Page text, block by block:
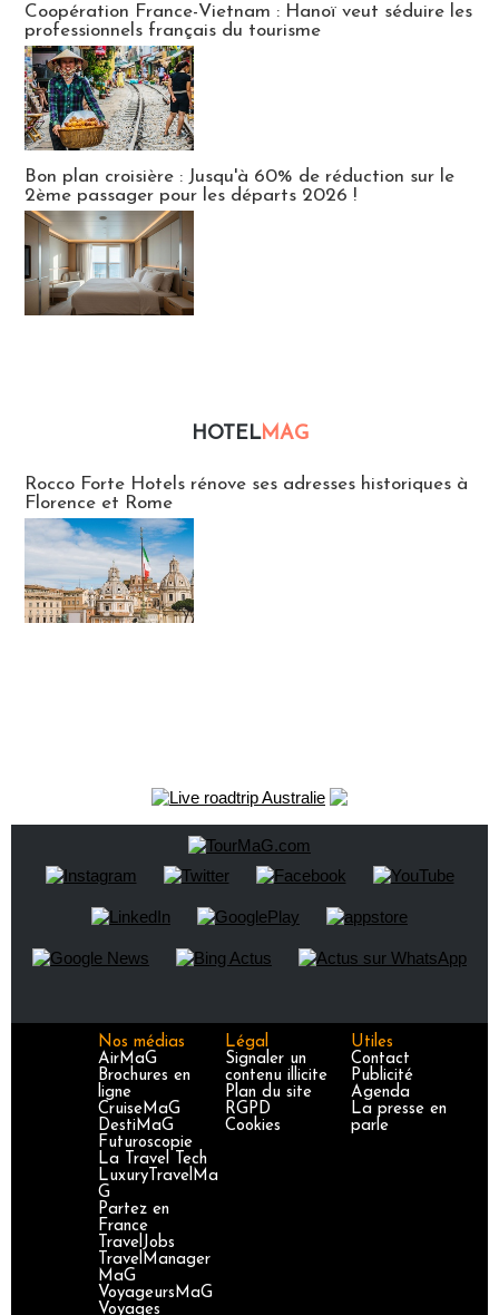
Coopération France-Vietnam : Hanoï veut séduire les
professionnels français du tourisme
Bon plan croisière : Jusqu'à 60% de réduction sur le
2ème passager pour les départs 2026 !
HOTELMAG
Rocco Forte Hotels rénove ses adresses historiques à
Florence et Rome
Nos médias
AirMaG
Brochures en
ligne
CruiseMaG
DestiMaG
Futuroscopie
La Travel Tech
LuxuryTravelMa
G
Partez en
France
TravelJobs
TravelManager
MaG
VoyageursMaG
Voyages
Légal
Signaler un
contenu illicite
Plan du site
RGPD
Cookies
Utiles
Contact
Publicité
Agenda
La presse en
parle